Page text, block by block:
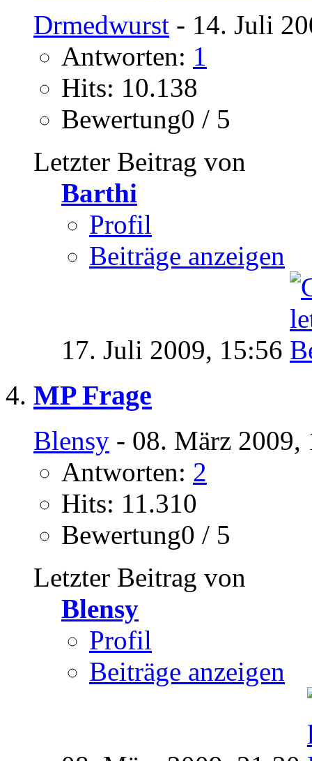
Drmedwurst - 14. Juli
Antworten: 1
Hits: 10.138
Bewertung0 / 5
Letzter Beitrag von
Barthi
Profil
Beiträge anzeigen
17. Juli 2009, 15:56
MP Frage
Blensy - 08. März 2009,
Antworten: 2
Hits: 11.310
Bewertung0 / 5
Letzter Beitrag von
Blensy
Profil
Beiträge anzeigen